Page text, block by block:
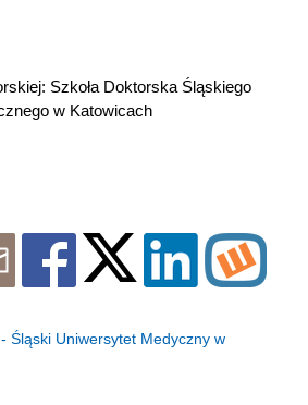
Szkoła Doktorska Śląskiego
w Katowicach
Śląski Uniwersytet Medyczny w